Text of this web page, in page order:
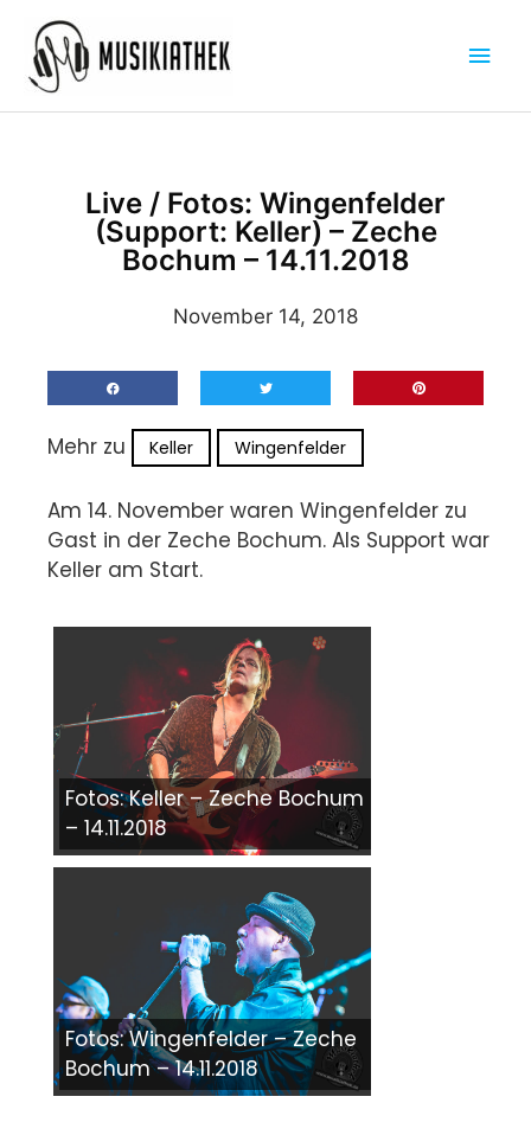
Inhalt
springen
Live / Fotos: Wingenfelder
(Support: Keller) – Zeche
Bochum – 14.11.2018
November 14, 2018
Mehr zu Keller Wingenfelder
Am 14. November waren Wingenfelder zu
Gast in der Zeche Bochum. Als Support war
Keller am Start.
Fotos: Keller – Zeche Bochum
– 14.11.2018
Fotos: Wingenfelder – Zeche
Bochum – 14.11.2018